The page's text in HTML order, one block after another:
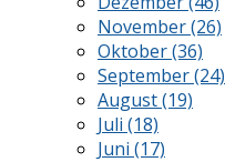
November (26)
Oktober (36)
September (24)
August (19)
Juli (18)
Juni (17)